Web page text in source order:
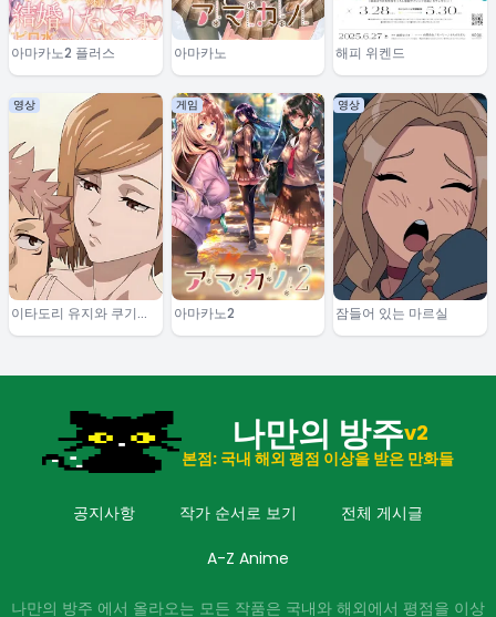
아마카노2 플러스 아마카노 해피 위켄드
영상
이타도리 유지와 쿠기사
키 노바라
게임
아마카노2
영상
잠들어 있는 마르실
나만의 방주v2
본점: 국내 해외 평점 이상을 받은 만화들
공지사항 작가 순서로 보기 전체 게시글
A-Z Anime
나만의 방주 에서 올라오는 모든 작품은 국내와 해외에서 평점을 이상